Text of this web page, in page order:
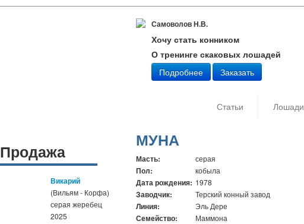
Самоволов Н.В.
Хочу стать конником
О тренинге скаковых лошадей
Подробнее
Заказать
Статьи Лошади
Продажа
Викарий
(Вильям - Корфа)
серая жеребец
2025
МУНА
Масть: серая
Пол: кобыла
Дата рождения: 1978
Заводчик: Терский конный завод
Линия: Эль Дере
Семейство: Маммона